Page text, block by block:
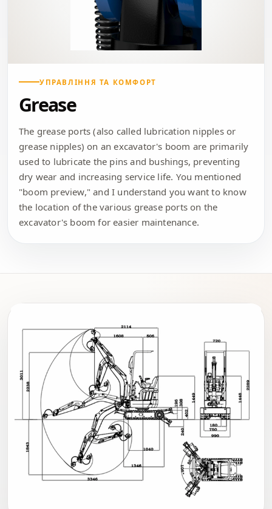
УПРАВЛІННЯ ТА КОМФОРТ
Grease
The grease ports (also called lubrication nipples or
grease nipples) on an excavator's boom are primarily
used to lubricate the pins and bushings, preventing
dry wear and increasing service life. You mentioned
"boom preview," and I understand you want to know
the location of the various grease ports on the
excavator's boom for easier maintenance.